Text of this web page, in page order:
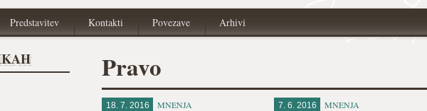
Predstavitev Kontakti Povezave Arhivi
Pravo
18. 7. 2016 MNENJA 7. 6. 2016 MNENJA